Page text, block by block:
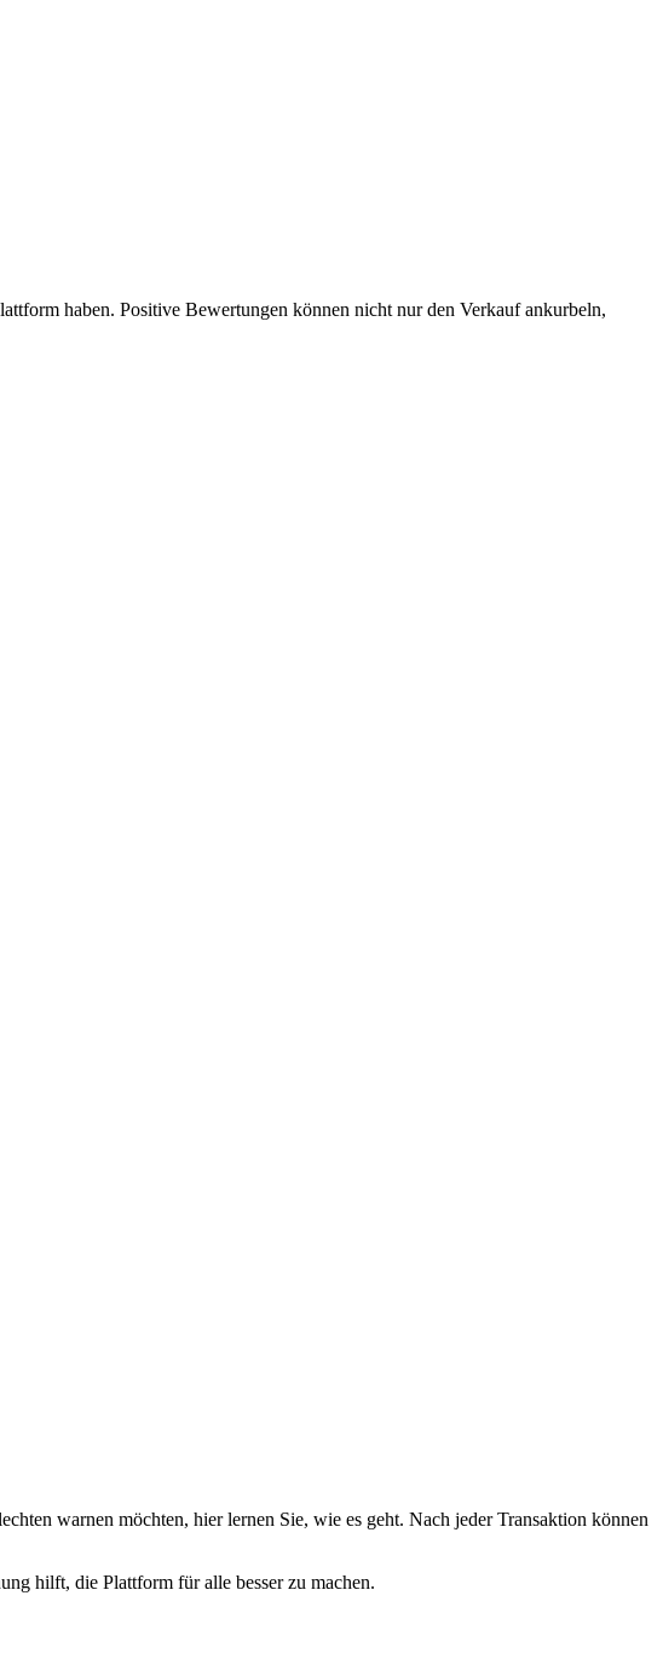
haben. Positive Bewertungen können nicht nur den Verkauf ankurbeln,
warnen möchten, hier lernen Sie, wie es geht. Nach jeder Transaktion können
hilft, die Plattform für alle besser zu machen.